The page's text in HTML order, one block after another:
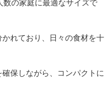
の家庭に最適なサイズで
れており、日々の食材を十
保しながら、コンパクトに